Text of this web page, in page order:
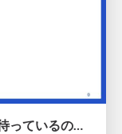
コードの90%をAIが書く世界で何が待っているのか / What awaits us in a world where 90% of the code is written by AI